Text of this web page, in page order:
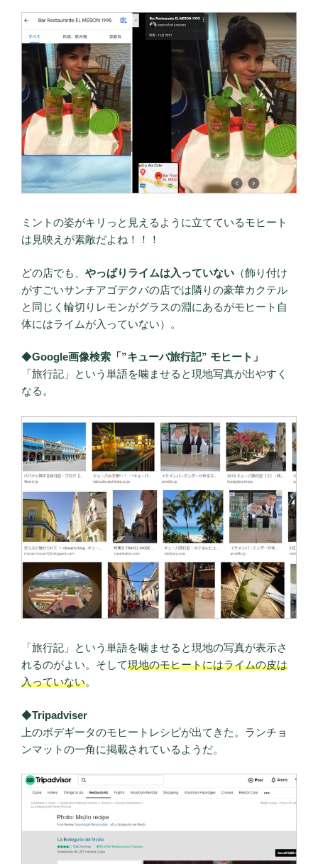
ミントの姿がキリっと見えるように立てているモヒート
は見映えが素敵だよね！！！
どの店でも、 やっぱりライムは入っていない （飾り付け
がすごいサンチアゴデクバの店では隣りの豪華カクテル
と同じく輪切りレモンがグラスの淵にあるがモヒート自
体にはライムが入っていない）。
◆Google画像検索「”キューバ旅行記” モヒート」
「旅行記」という単語を噛ませると現地写真が出やすく
なる。
「旅行記」という単語を噛ませると現地の写真が表示さ
れるのがよい。そして現地のモヒートにはライムの皮は
入っていない。
◆Tripadviser
上のボデギータのモヒートレシピが出てきた。ランチョ
ンマットの一角に掲載されているようだ。